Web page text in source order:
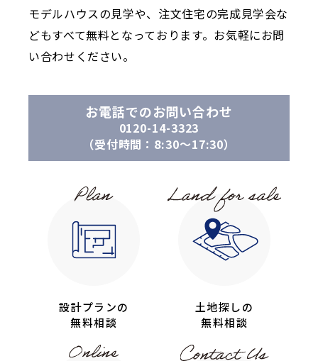
モデルハウスの見学や、注文住宅の完成見学会な
どもすべて無料となっております。お気軽にお問
い合わせください。
お電話でのお問い合わせ
0120-14-3323
（受付時間：8:30〜17:30）
設計プランの
無料相談
土地探しの
無料相談